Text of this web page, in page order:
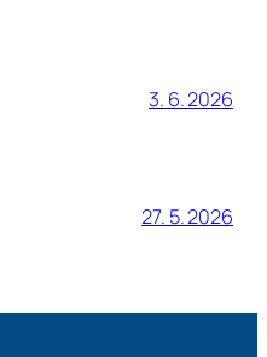
3. 6. 2026
27. 5. 2026